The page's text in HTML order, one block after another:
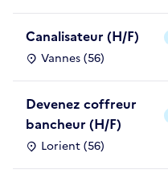
Canalisateur (H/F)
Vannes (56)
Devenez coffreur
bancheur (H/F)
Lorient (56)